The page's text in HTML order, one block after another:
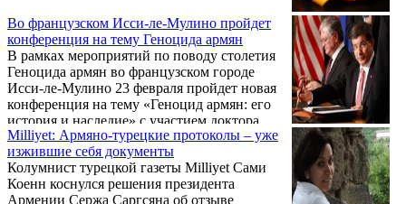
Во французском Исси-ле-Мулино пройдет
конференция на тему Геноцида армян
В рамках мероприятий по поводу столетия
Геноцида армян во французском городе
Исси-ле-Мулино 23 февраля пройдет новая
конференция на тему «Геноцид армян: его
история и наследие» с участием доктора
исторических наук, куратора в
Национальной библиотеке Франции
Микаэла Нишаняна. Об этом сообщает
официальный сайт мэрии города Исси-ле-
Milliyet: Армяно-турецкие протоколы – уже
изжившие себя документы
Колумнист турецкой газеты Milliyet Сами
Коенн коснулся решения президента
Армении Сержа Саргсяна об отзыве